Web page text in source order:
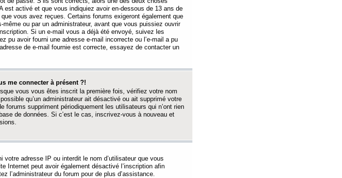
est activé et que vous indiquiez avoir en-dessous de 13 ans de
vous avez reçues. Certains forums exigeront également que
ou par un administrateur, avant que vous puissiez ouvrir
Si un e-mail vous a déjà été envoyé, suivez les
pu avoir fourni une adresse e-mail incorrecte ou l’e-mail a pu
de e-mail fournie est correcte, essayez de contacter un
me connecter à présent ?!
vous vous êtes inscrit la première fois, vérifiez votre nom
qu’un administrateur ait désactivé ou ait supprimé votre
forums suppriment périodiquement les utilisateurs qui n’ont rien
de données. Si c’est le cas, inscrivez-vous à nouveau et
votre adresse IP ou interdit le nom d’utilisateur que vous
Internet peut avoir également désactivé l’inscription afin
l’administrateur du forum pour de plus d’assistance.